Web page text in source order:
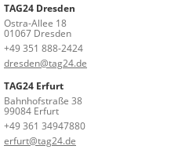
TAG24 Dresden
Ostra-Allee 18
01067 Dresden
+49 351 888-2424
dresden@tag24.de
TAG24 Erfurt
Bahnhofstraße 38
99084 Erfurt
+49 361 34947880
erfurt@tag24.de